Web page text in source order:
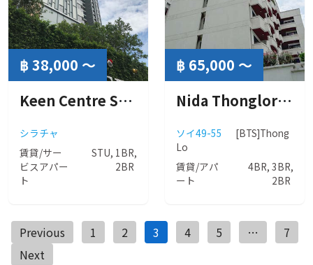
฿ 38,000 ～
Keen Centre Sriracha by L’axe ( キーン センター シラチャ バイ ラグゼ )
シラチャ
賃貸/サー
ビスアパー
ト
STU, 1BR,
2BR
฿ 65,000 ～
Nida Thonglor ( ニダ トンロー )
ソイ49-55
[BTS]Thong
Lo
賃貸/アパ
ート
4BR, 3BR,
2BR
投
稿
Previous 1 2 3 4 5 …
7
Next